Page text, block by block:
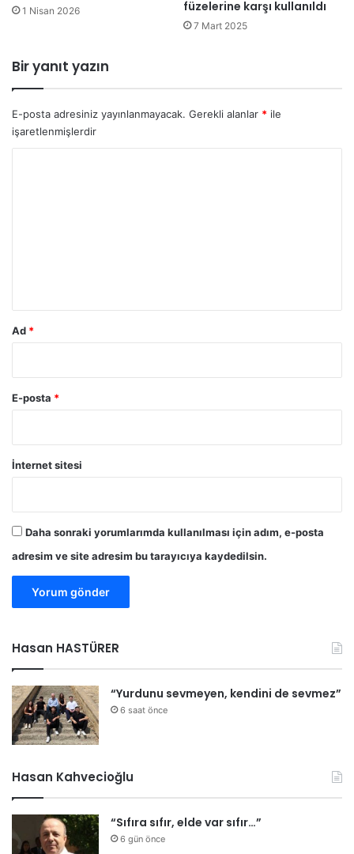
"
r
ı
l
a
1 Nisan 2026 füzelerine karşı kullanıldı
7 Mart 2025
Bir yanıt yazın
E-posta adresiniz yayınlanmayacak. Gerekli alanlar * ile
işaretlenmişlerdir
Ad *
E-posta *
İnternet sitesi
Daha sonraki yorumlarımda kullanılması için adım, e-posta
adresim ve site adresim bu tarayıcıya kaydedilsin.
Hasan HASTÜRER
“Yurdunu sevmeyen, kendini de sevmez”
6 saat önce
Hasan Kahvecioğlu
“Sıfıra sıfır, elde var sıfır…”
6 gün önce